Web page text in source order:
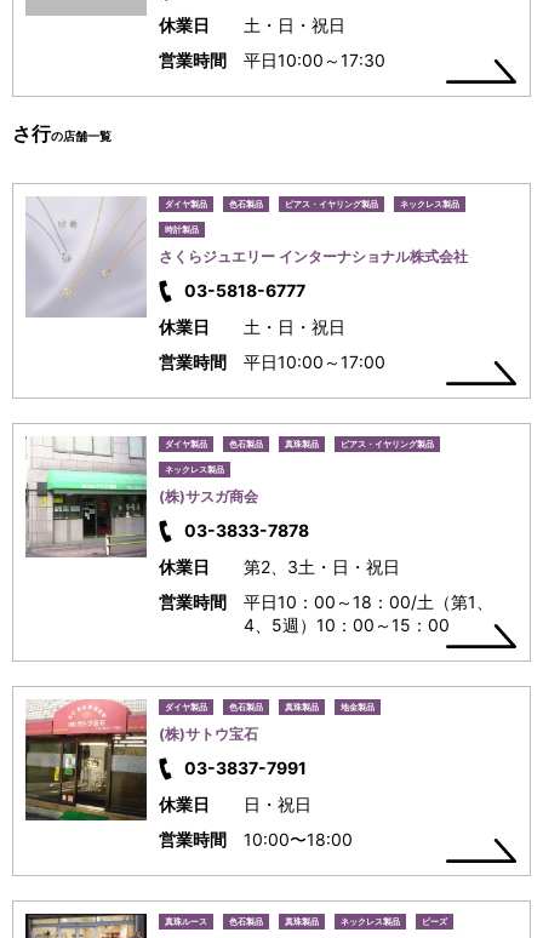
休業日
土・日・祝日
営業時間
平日10:00～17:30
さ行の店舗一覧
ダイヤ製品 色石製品 ピアス・イヤリング製品 ネックレス製品
時計製品
さくらジュエリー インターナショナル株式会社
03-5818-6777
休業日
土・日・祝日
営業時間
平日10:00～17:00
ダイヤ製品 色石製品 真珠製品 ピアス・イヤリング製品
ネックレス製品
(株)サスガ商会
03-3833-7878
休業日
第2、3土・日・祝日
営業時間
平日10：00～18：00/土（第1、
4、5週）10：00～15：00
ダイヤ製品 色石製品 真珠製品 地金製品
(株)サトウ宝石
03-3837-7991
休業日
日・祝日
営業時間
10:00〜18:00
真珠ルース 色石製品 真珠製品 ネックレス製品 ビーズ